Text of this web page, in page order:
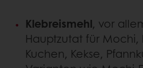
Klebreismehl, vor
Hauptzutat für
Kuchen, Kekse,